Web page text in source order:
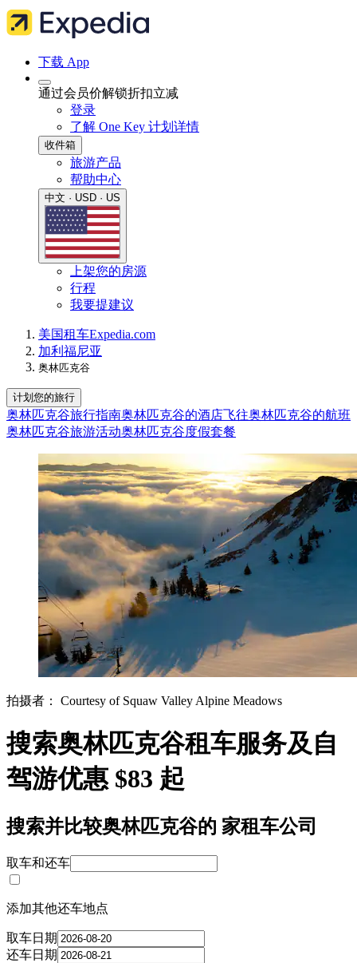
下载 App
通过会员价解锁折扣立减
登录
了解 One Key 计划详情
收件箱
旅游产品
帮助中心
中文 · USD · US
上架您的房源
行程
我要提建议
美国租车Expedia.com
加利福尼亚
奥林匹克谷
计划您的旅行
奥林匹克谷旅行指南奥林匹克谷的酒店飞往奥林匹克谷的航班
奥林匹克谷旅游活动奥林匹克谷度假套餐
拍摄者： Courtesy of Squaw Valley Alpine Meadows
搜索奥林匹克谷租车服务及自
驾游优惠 $83 起
搜索并比较奥林匹克谷的 家租车公司
取车和还车
添加其他还车地点
取车日期
还车日期